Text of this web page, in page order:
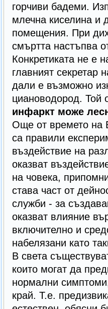
горчиви бадеми.
млечна киселина и
помещения. При
смъртта настъпва
Конкретиката не е
главният
дали е възможно
циановодород. Той
инфаркт може
Още от времето на
са правили
въздействие на
оказват
на човека,
става част от
служби - за
оказват влияние
включително и
набелязани като
В света
които могат да
нормални
край. Т.е.